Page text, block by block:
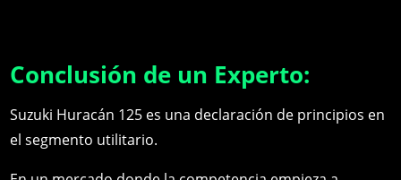
Conclusión de un Experto:
Suzuki Huracán 125 es una declaración de principios en
el segmento utilitario.